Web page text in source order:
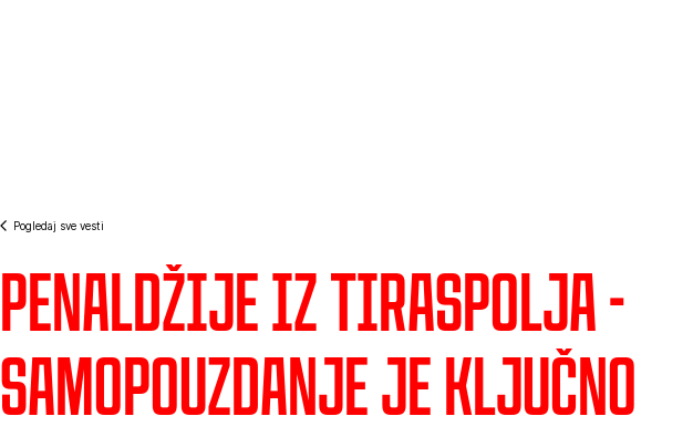
Pogledaj sve vesti
Penaldžije iz Tiraspolja -
Samopouzdanje je ključno